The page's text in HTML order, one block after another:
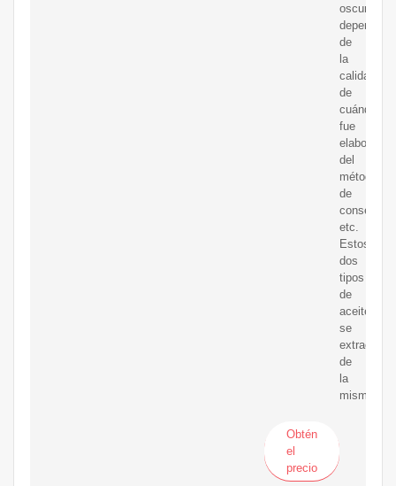
oscuro,
de
la
calidad,
de
cuándo
fue
elaborado,
del
método
de
etc.
Estos
dos
tipos
de
aceite
se
extraen
de
la
misma
Obtén
el
precio